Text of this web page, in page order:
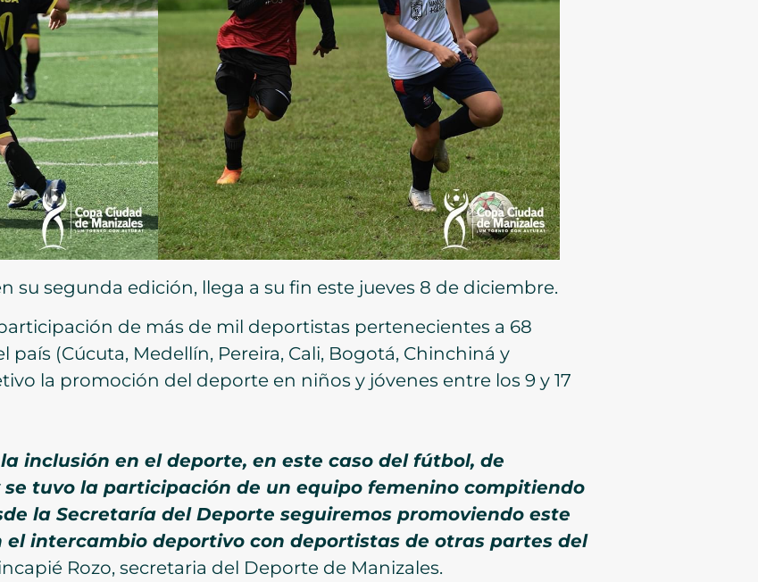
su segunda edición, llega a su fin este jueves 8 de diciembre.
de más de mil deportistas pertenecientes a 68
(Cúcuta, Medellín, Pereira, Cali, Bogotá, Chinchiná y
la promoción del deporte en niños y jóvenes entre los 9 y 17
inclusión en el deporte, en este caso del fútbol, de
tuvo la participación de un equipo femenino compitiendo
la Secretaría del Deporte seguiremos promoviendo este
intercambio deportivo con deportistas de otras partes del
Rozo, secretaria del Deporte de Manizales.